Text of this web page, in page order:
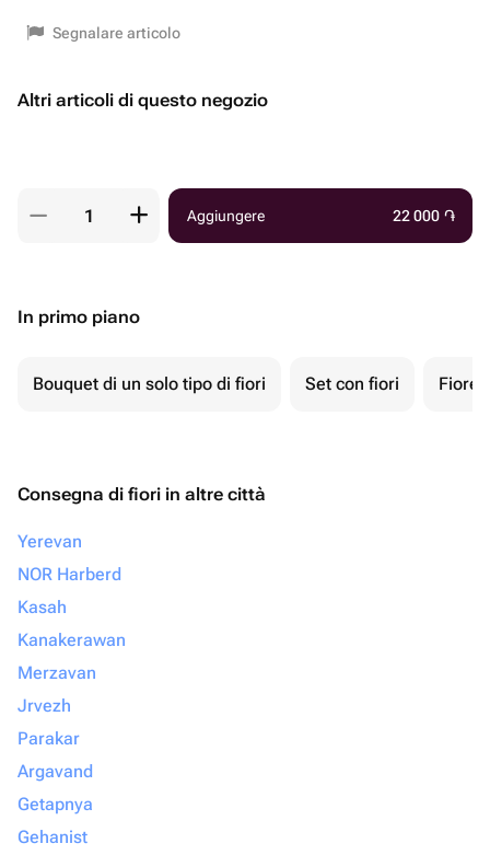
Segnalare articolo
Altri articoli di questo negozio
Aggiungere 22 000 ֏
In primo piano
Bouquet di un solo tipo di fiori Set con fiori Fiore
Consegna di fiori in altre città
Yerevan
NOR Harberd
Kasah
Kanakerawan
Merzavan
Jrvezh
Parakar
Argavand
Getapnya
Gehanist